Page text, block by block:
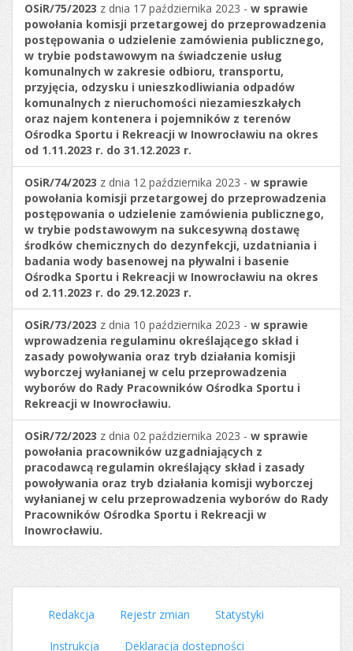
OSiR/75/2023 z dnia 17 października 2023 - w sprawie
powołania komisji przetargowej do przeprowadzenia
postępowania o udzielenie zamówienia publicznego,
w trybie podstawowym na świadczenie usług
komunalnych w zakresie odbioru, transportu,
przyjęcia, odzysku i unieszkodliwiania odpadów
komunalnych z nieruchomości niezamieszkałych
oraz najem kontenera i pojemników z terenów
Ośrodka Sportu i Rekreacji w Inowrocławiu na okres
od 1.11.2023 r. do 31.12.2023 r.
OSiR/74/2023 z dnia 12 października 2023 - w sprawie
powołania komisji przetargowej do przeprowadzenia
postępowania o udzielenie zamówienia publicznego,
w trybie podstawowym na sukcesywną dostawę
środków chemicznych do dezynfekcji, uzdatniania i
badania wody basenowej na pływalni i basenie
Ośrodka Sportu i Rekreacji w Inowrocławiu na okres
od 2.11.2023 r. do 29.12.2023 r.
OSiR/73/2023 z dnia 10 października 2023 - w sprawie
wprowadzenia regulaminu określającego skład i
zasady powoływania oraz tryb działania komisji
wyborczej wyłanianej w celu przeprowadzenia
wyborów do Rady Pracowników Ośrodka Sportu i
Rekreacji w Inowrocławiu.
OSiR/72/2023 z dnia 02 października 2023 - w sprawie
powołania pracowników uzgadniających z
pracodawcą regulamin określający skład i zasady
powoływania oraz tryb działania komisji wyborczej
wyłanianej w celu przeprowadzenia wyborów do Rady
Pracowników Ośrodka Sportu i Rekreacji w
Inowrocławiu.
Redakcja Rejestr zmian Statystyki
Instrukcja Deklaracja dostępności